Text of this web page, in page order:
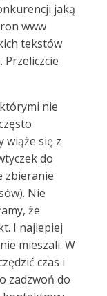
jaką
www
tekstów
Przeliczcie
nie
wiąże się z
do
zbieranie
Nie
że
I najlepiej
mieszali. W
czas i
zadzwoń do